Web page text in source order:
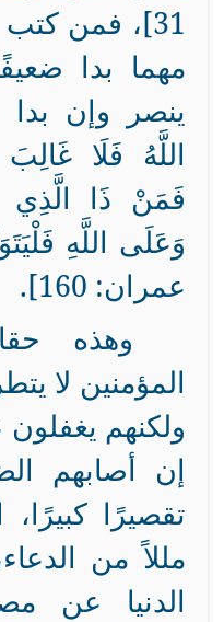
31]، فمن
مهما بدا
ينصر وإن بدا
اللَّهُ فَلَا
فَمَنْ ذَا
وَعَلَى اللَّهِ
عمران: 160].
وهذه
المؤمنين لا
ولكنهم يغفلون
إن أصابهم
تقصيرًا
مللاً من
الدنيا عن